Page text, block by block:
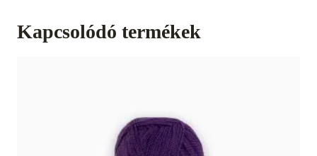
Kapcsolódó termékek